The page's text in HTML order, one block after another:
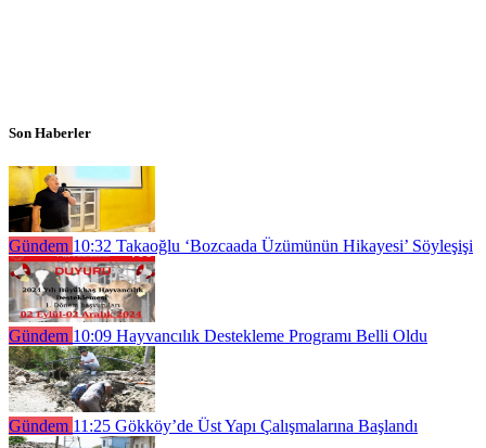
Son Haberler
Gündem 10:32 Takaoğlu ‘Bozcaada Üzümünün Hikayesi’ Söyleşişi
Gündem 10:09 Hayvancılık Destekleme Programı Belli Oldu
Gündem 11:25 Gökköy’de Üst Yapı Çalışmalarına Başlandı